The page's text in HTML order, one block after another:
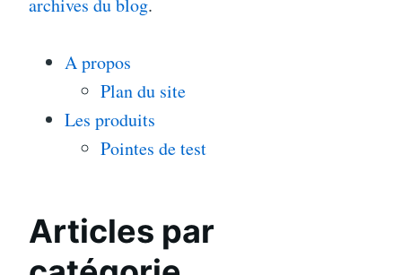
A propos
Plan du site
Les produits
Pointes de test
Articles par